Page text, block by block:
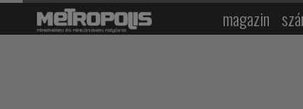
magazin